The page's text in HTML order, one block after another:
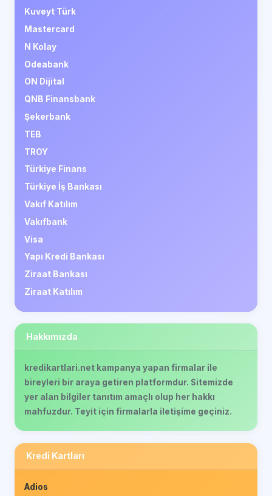
Kuveyt Türk
Mastercard
N Kolay
Odeabank
ON Dijital
QNB Finansbank
Şekerbank
TEB
TROY
Türkiye Finans
Türkiye İş Bankası
Vakıf Katılım
Vakıfbank
Visa
Yapı Kredi Bankası
Ziraat Bankası
Ziraat Katılım
Hakkımızda
kredikartlari.net kampanya yapan firmalar ile
bireyleri bir araya getiren platformdur. Sitemizde
yer alan bilgiler tanıtım amaçlı olup her hakkı
mahfuzdur. Teyit için firmalarla iletişime geçiniz.
Kredi Kartları
Adios